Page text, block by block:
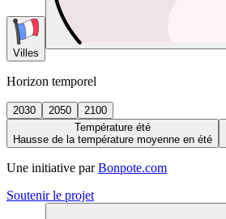
Villes
Horizon temporel
2030 2050
2100
Température été
Hausse de la température moyenne en été
Une initiative par Bonpote.com
Soutenir le projet